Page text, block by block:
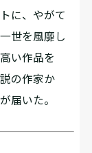
に、やがて
世を風靡し
い作品を
の作家か
いた――。